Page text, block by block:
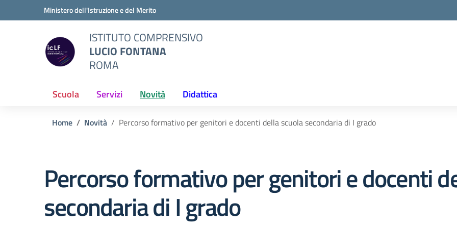
Vai ai contenuti
Vai al menu di navigazioneMinistero dell'Istruzione e del Merito
ISTITUTO COMPRENSIVO
LUCIO FONTANA
ROMA
Scuola Servizi Novità Didattica
Home Novità Percorso formativo per genitori e docenti della scuola secondaria di I grado
Percorso formativo per genitori e docenti
secondaria di I grado